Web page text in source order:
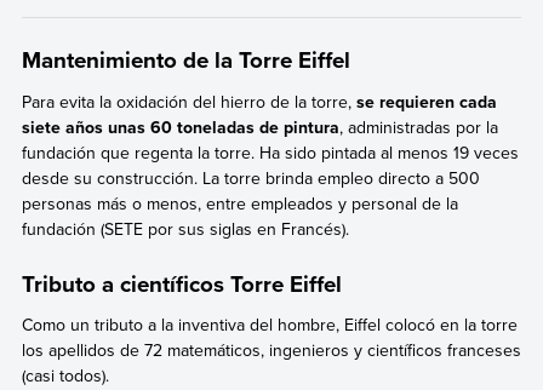
Mantenimiento de la Torre Eiffel
Para evita la oxidación del hierro de la torre,se requieren cada
siete años unas 60 toneladas de pintura, administradas por la
fundación que regenta la torre. Ha sido pintada al menos 19 veces
desde su construcción. La torre brinda empleo directo a 500
personas más o menos, entre empleados y personal de la
fundación (SETE por sus siglas en Francés).
Tributo a científicos Torre Eiffel
Como un tributo a la inventiva del hombre, Eiffel colocó en la torre
los apellidos de 72 matemáticos, ingenieros y científicos franceses
(casi todos).